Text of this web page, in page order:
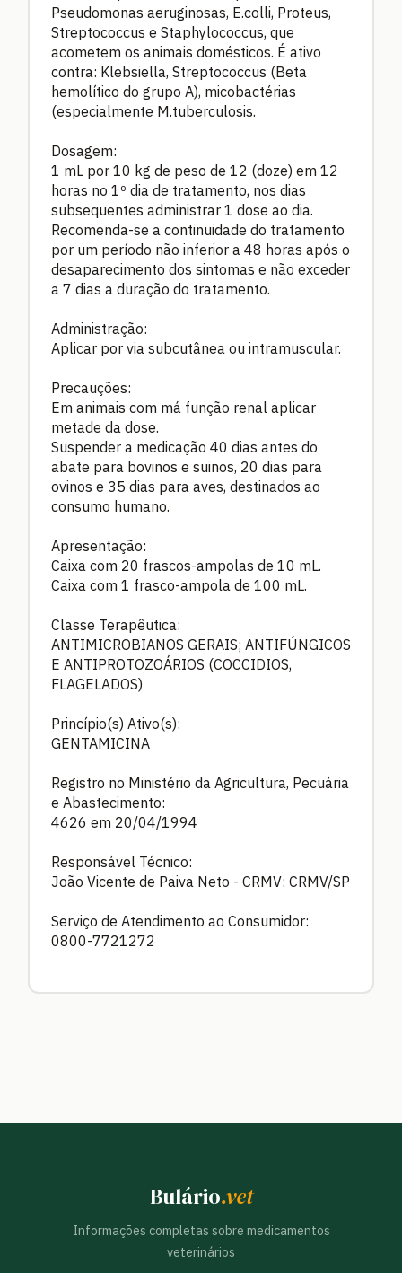
Pseudomonas aeruginosas, E.colli, Proteus,
Streptococcus e Staphylococcus, que
acometem os animais domésticos. É ativo
contra: Klebsiella, Streptococcus (Beta
hemolítico do grupo A), micobactérias
(especialmente M.tuberculosis.
Dosagem:
1 mL por 10 kg de peso de 12 (doze) em 12
horas no 1º dia de tratamento, nos dias
subsequentes administrar 1 dose ao dia.
Recomenda-se a continuidade do tratamento
por um período não inferior a 48 horas após o
desaparecimento dos sintomas e não exceder
a 7 dias a duração do tratamento.
Administração:
Aplicar por via subcutânea ou intramuscular.
Precauções:
Em animais com má função renal aplicar
metade da dose.
Suspender a medicação 40 dias antes do
abate para bovinos e suinos, 20 dias para
ovinos e 35 dias para aves, destinados ao
consumo humano.
Apresentação:
Caixa com 20 frascos-ampolas de 10 mL.
Caixa com 1 frasco-ampola de 100 mL.
Classe Terapêutica:
ANTIMICROBIANOS GERAIS; ANTIFÚNGICOS
E ANTIPROTOZOÁRIOS (COCCIDIOS,
FLAGELADOS)
Princípio(s) Ativo(s):
GENTAMICINA
Registro no Ministério da Agricultura, Pecuária
e Abastecimento:
4626 em 20/04/1994
Responsável Técnico:
João Vicente de Paiva Neto - CRMV: CRMV/SP
Serviço de Atendimento ao Consumidor:
0800-7721272
Bulário.vet
Informações completas sobre medicamentos
veterinários